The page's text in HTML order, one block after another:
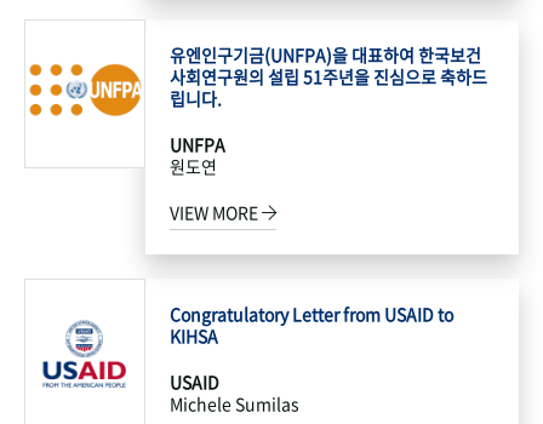
유엔인구기금(UNFPA)을 대표하여 한국보건
사회연구원의 설립 51주년을 진심으로 축하드
립니다.
UNFPA
원도연
VIEW MORE
Congratulatory Letter from USAID to
KIHSA
USAID
Michele Sumilas